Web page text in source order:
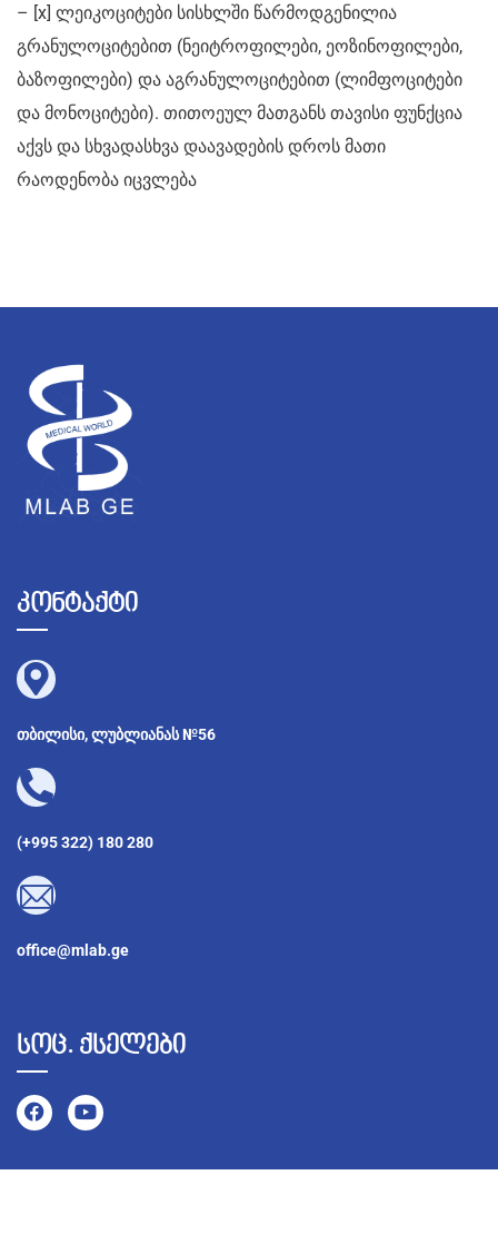
– [x] ლეიკოციტები სისხლში წარმოდგენილია
გრანულოციტებით (ნეიტროფილები, ეოზინოფილები,
ბაზოფილები) და აგრანულოციტებით (ლიმფოციტები
და მონოციტები). თითოეულ მათგანს თავისი ფუნქცია
აქვს და სხვადასხვა დაავადების დროს მათი
რაოდენობა იცვლება
კონტაქტი
თბილისი, ლუბლიანას №56
(+995 322) 180 280
office@mlab.ge
სოც. ქსელები